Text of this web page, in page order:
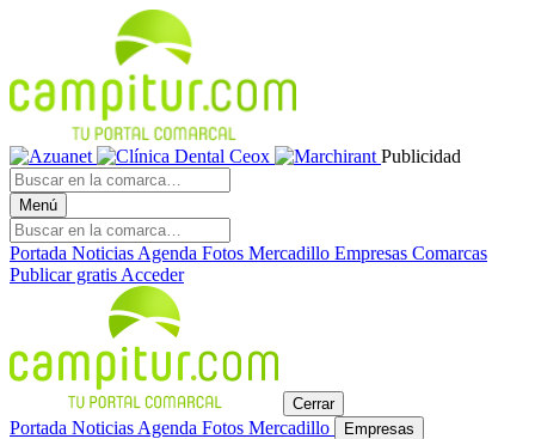
Publicidad
Menú
Portada Noticias Agenda Fotos Mercadillo Empresas Comarcas
Publicar gratis Acceder
Cerrar
Portada Noticias Agenda Fotos Mercadillo Empresas